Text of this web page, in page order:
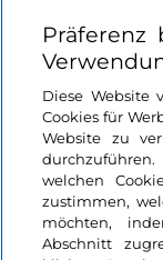
Nützliche Links
Login
Bleiben wir in
Präferenz
Diese Website
Cookies für
Website zu
welchen
zustimmen,
möchten,
Abschnitt